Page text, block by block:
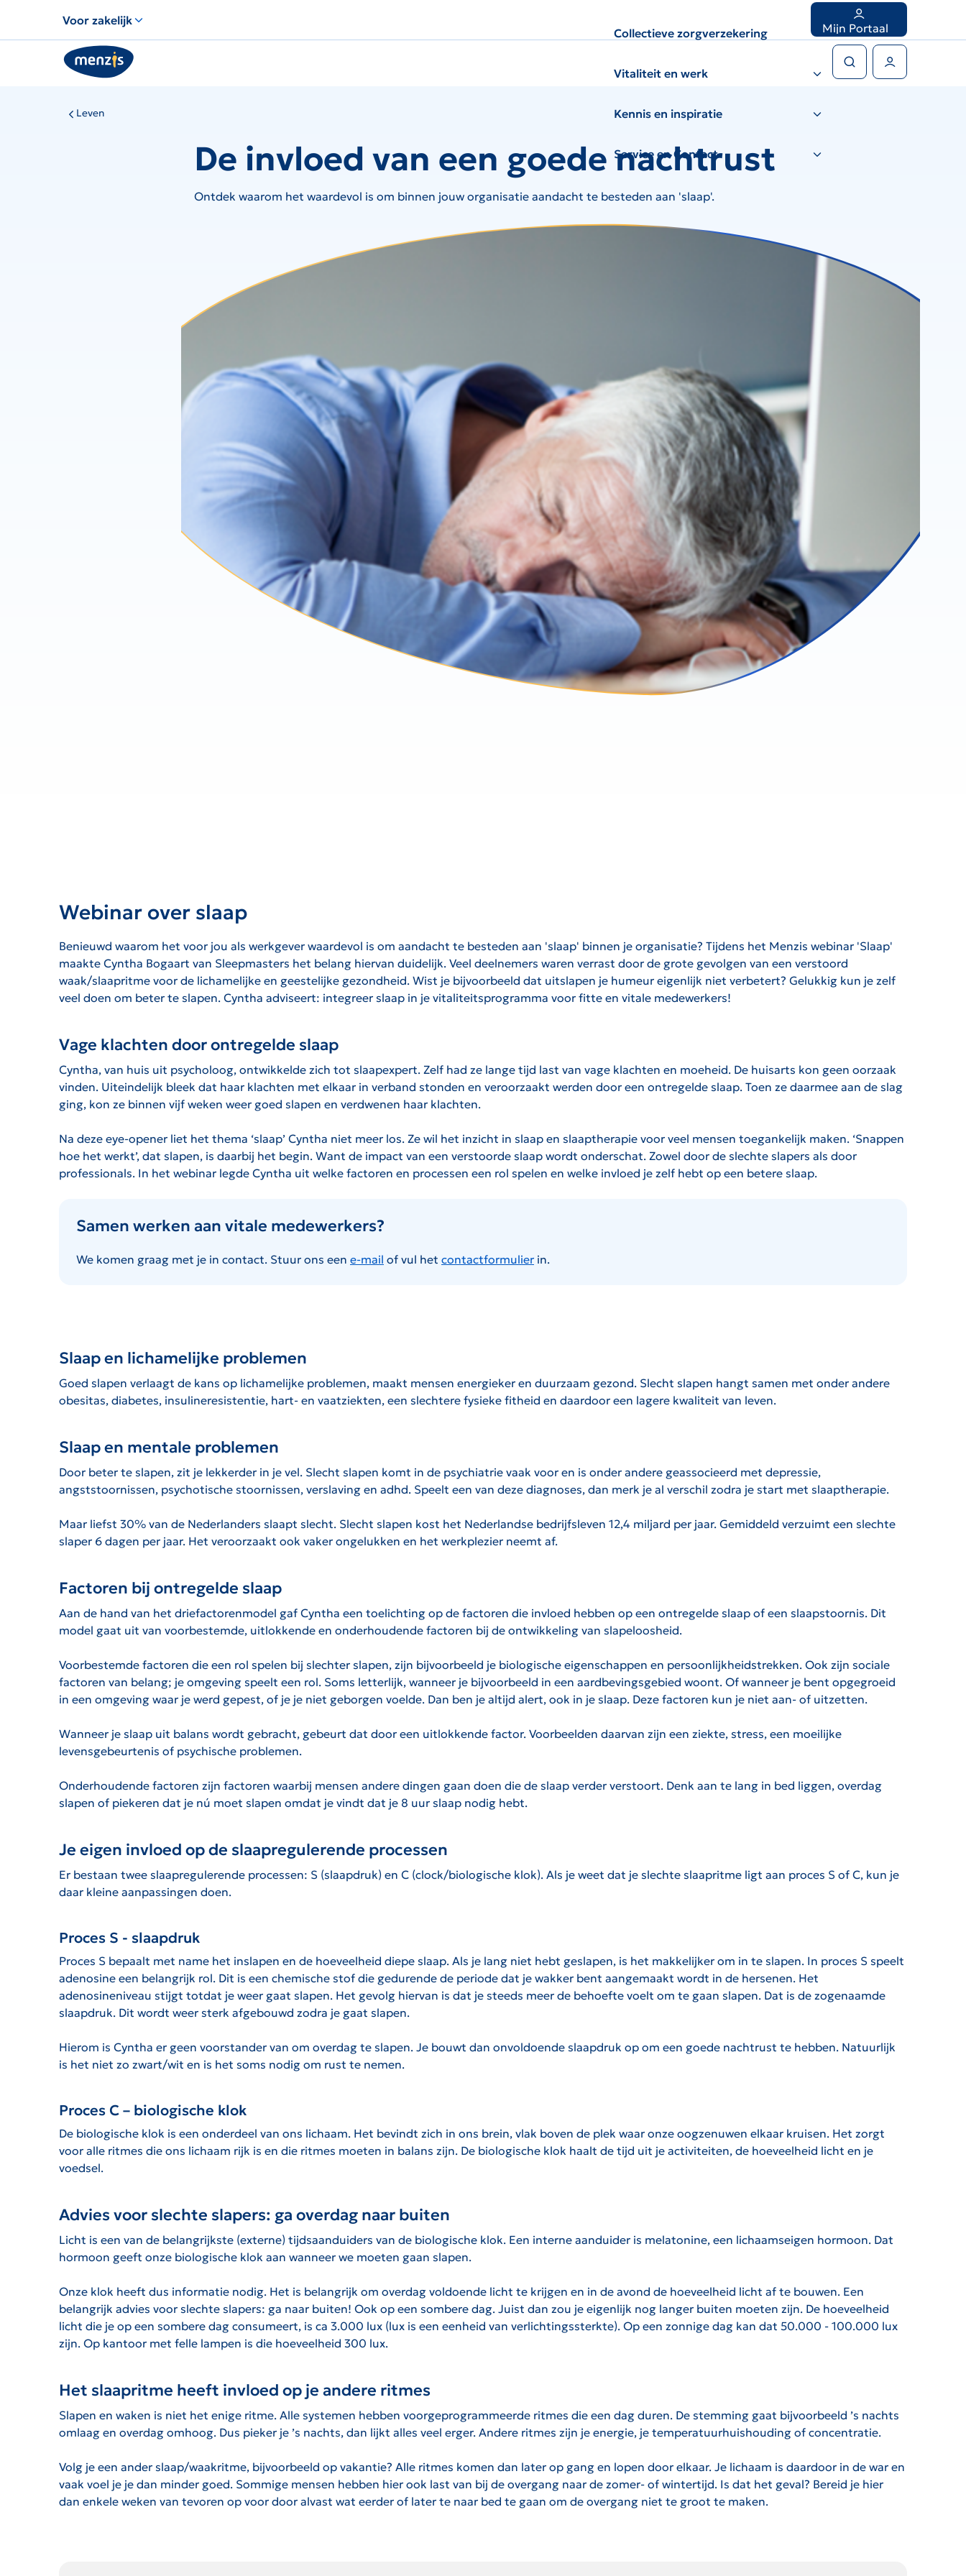
voor
snelle
navigatie
Voor zakelijk
Mijn Portaal
Collectieve zorgverzekering
Vitaliteit en werk
Kennis en inspiratie
Service en Contact
Leven
De invloed van een goede nachtrust
Ontdek waarom het waardevol is om binnen jouw organisatie aandacht te besteden aan 'slaap'.
Webinar over slaap
Benieuwd waarom het voor jou als werkgever waardevol is om aandacht te besteden aan 'slaap' binnen je organisatie? Tijdens het Menzis webinar 'Slaap'
maakte Cyntha Bogaart van Sleepmasters het belang hiervan duidelijk. Veel deelnemers waren verrast door de grote gevolgen van een verstoord
waak/slaapritme voor de lichamelijke en geestelijke gezondheid. Wist je bijvoorbeeld dat uitslapen je humeur eigenlijk niet verbetert? Gelukkig kun je zelf
veel doen om beter te slapen. Cyntha adviseert: integreer slaap in je vitaliteitsprogramma voor fitte en vitale medewerkers!
Vage klachten door ontregelde slaap
Cyntha, van huis uit psycholoog, ontwikkelde zich tot slaapexpert. Zelf had ze lange tijd last van vage klachten en moeheid. De huisarts kon geen oorzaak
vinden. Uiteindelijk bleek dat haar klachten met elkaar in verband stonden en veroorzaakt werden door een ontregelde slaap. Toen ze daarmee aan de slag
ging, kon ze binnen vijf weken weer goed slapen en verdwenen haar klachten.
Na deze eye-opener liet het thema ‘slaap’ Cyntha niet meer los. Ze wil het inzicht in slaap en slaaptherapie voor veel mensen toegankelijk maken. ‘Snappen
hoe het werkt’, dat slapen, is daarbij het begin. Want de impact van een verstoorde slaap wordt onderschat. Zowel door de slechte slapers als door
professionals. In het webinar legde Cyntha uit welke factoren en processen een rol spelen en welke invloed je zelf hebt op een betere slaap.
Samen werken aan vitale medewerkers?
We komen graag met je in contact. Stuur ons een e-mail of vul het contactformulier in.
Slaap en lichamelijke problemen
Goed slapen verlaagt de kans op lichamelijke problemen, maakt mensen energieker en duurzaam gezond. Slecht slapen hangt samen met onder andere
obesitas, diabetes, insulineresistentie, hart- en vaatziekten, een slechtere fysieke fitheid en daardoor een lagere kwaliteit van leven.
Slaap en mentale problemen
Door beter te slapen, zit je lekkerder in je vel. Slecht slapen komt in de psychiatrie vaak voor en is onder andere geassocieerd met depressie,
angststoornissen, psychotische stoornissen, verslaving en adhd. Speelt een van deze diagnoses, dan merk je al verschil zodra je start met slaaptherapie.
Maar liefst 30% van de Nederlanders slaapt slecht. Slecht slapen kost het Nederlandse bedrijfsleven 12,4 miljard per jaar. Gemiddeld verzuimt een slechte
slaper 6 dagen per jaar. Het veroorzaakt ook vaker ongelukken en het werkplezier neemt af.
Factoren bij ontregelde slaap
Aan de hand van het driefactorenmodel gaf Cyntha een toelichting op de factoren die invloed hebben op een ontregelde slaap of een slaapstoornis. Dit
model gaat uit van voorbestemde, uitlokkende en onderhoudende factoren bij de ontwikkeling van slapeloosheid.
Voorbestemde factoren die een rol spelen bij slechter slapen, zijn bijvoorbeeld je biologische eigenschappen en persoonlijkheidstrekken. Ook zijn sociale
factoren van belang; je omgeving speelt een rol. Soms letterlijk, wanneer je bijvoorbeeld in een aardbevingsgebied woont. Of wanneer je bent opgegroeid
in een omgeving waar je werd gepest, of je je niet geborgen voelde. Dan ben je altijd alert, ook in je slaap. Deze factoren kun je niet aan- of uitzetten.
Wanneer je slaap uit balans wordt gebracht, gebeurt dat door een uitlokkende factor. Voorbeelden daarvan zijn een ziekte, stress, een moeilijke
levensgebeurtenis of psychische problemen.
Onderhoudende factoren zijn factoren waarbij mensen andere dingen gaan doen die de slaap verder verstoort. Denk aan te lang in bed liggen, overdag
slapen of piekeren dat je nú moet slapen omdat je vindt dat je 8 uur slaap nodig hebt.
Je eigen invloed op de slaapregulerende processen
Er bestaan twee slaapregulerende processen: S (slaapdruk) en C (clock/biologische klok). Als je weet dat je slechte slaapritme ligt aan proces S of C, kun je
daar kleine aanpassingen doen.
Proces S - slaapdruk
Proces S bepaalt met name het inslapen en de hoeveelheid diepe slaap. Als je lang niet hebt geslapen, is het makkelijker om in te slapen. In proces S speelt
adenosine een belangrijk rol. Dit is een chemische stof die gedurende de periode dat je wakker bent aangemaakt wordt in de hersenen. Het
adenosineniveau stijgt totdat je weer gaat slapen. Het gevolg hiervan is dat je steeds meer de behoefte voelt om te gaan slapen. Dat is de zogenaamde
slaapdruk. Dit wordt weer sterk afgebouwd zodra je gaat slapen.
Hierom is Cyntha er geen voorstander van om overdag te slapen. Je bouwt dan onvoldoende slaapdruk op om een goede nachtrust te hebben. Natuurlijk
is het niet zo zwart/wit en is het soms nodig om rust te nemen.
Proces C – biologische klok
De biologische klok is een onderdeel van ons lichaam. Het bevindt zich in ons brein, vlak boven de plek waar onze oogzenuwen elkaar kruisen. Het zorgt
voor alle ritmes die ons lichaam rijk is en die ritmes moeten in balans zijn. De biologische klok haalt de tijd uit je activiteiten, de hoeveelheid licht en je
voedsel.
Advies voor slechte slapers: ga overdag naar buiten
Licht is een van de belangrijkste (externe) tijdsaanduiders van de biologische klok. Een interne aanduider is melatonine, een lichaamseigen hormoon. Dat
hormoon geeft onze biologische klok aan wanneer we moeten gaan slapen.
Onze klok heeft dus informatie nodig. Het is belangrijk om overdag voldoende licht te krijgen en in de avond de hoeveelheid licht af te bouwen. Een
belangrijk advies voor slechte slapers: ga naar buiten! Ook op een sombere dag. Juist dan zou je eigenlijk nog langer buiten moeten zijn. De hoeveelheid
licht die je op een sombere dag consumeert, is ca 3.000 lux (lux is een eenheid van verlichtingssterkte). Op een zonnige dag kan dat 50.000 - 100.000 lux
zijn. Op kantoor met felle lampen is die hoeveelheid 300 lux.
Het slaapritme heeft invloed op je andere ritmes
Slapen en waken is niet het enige ritme. Alle systemen hebben voorgeprogrammeerde ritmes die een dag duren. De stemming gaat bijvoorbeeld ’s nachts
omlaag en overdag omhoog. Dus pieker je ’s nachts, dan lijkt alles veel erger. Andere ritmes zijn je energie, je temperatuurhuishouding of concentratie.
Volg je een ander slaap/waakritme, bijvoorbeeld op vakantie? Alle ritmes komen dan later op gang en lopen door elkaar. Je lichaam is daardoor in de war en
vaak voel je je dan minder goed. Sommige mensen hebben hier ook last van bij de overgang naar de zomer- of wintertijd. Is dat het geval? Bereid je hier
dan enkele weken van tevoren op voor door alvast wat eerder of later te naar bed te gaan om de overgang niet te groot te maken.